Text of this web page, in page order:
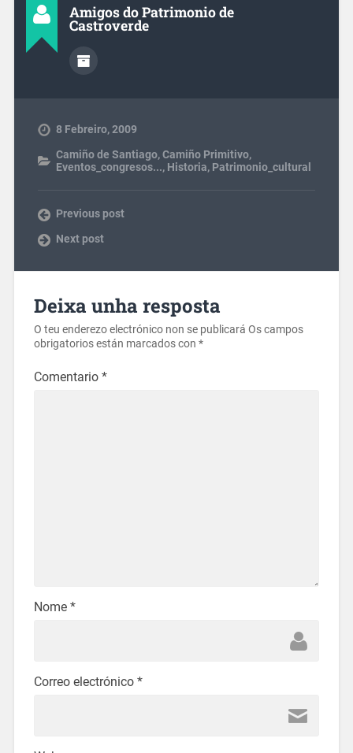
Amigos do Patrimonio de
Castroverde
8 Febreiro, 2009
Camiño de Santiago,Camiño Primitivo,
Eventos_congresos..., Historia, Patrimonio_cultural
Previous post
Next post
Deixa unha resposta
O teu enderezo electrónico non se publicará Os campos
obrigatorios están marcados con *
Comentario *
Nome *
Correo electrónico *